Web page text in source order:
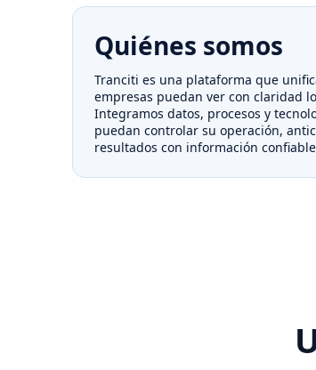
Quiénes somos
Tranciti es una plataforma que
empresas puedan ver con claridad
Integramos datos, procesos y
puedan controlar su operación,
resultados con información